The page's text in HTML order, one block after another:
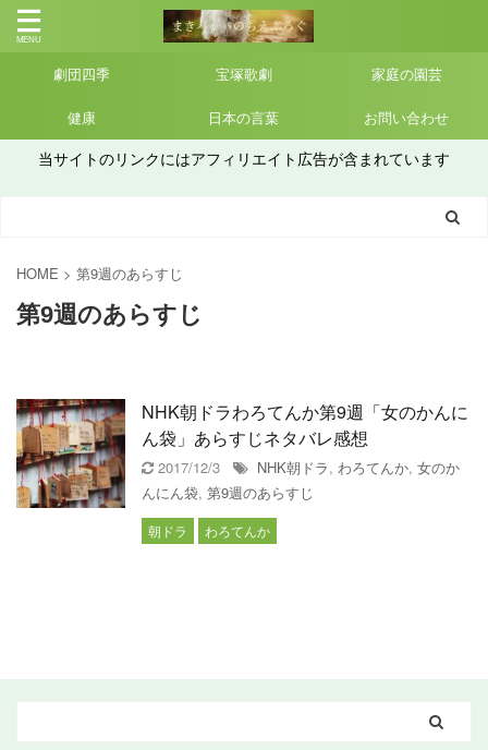
劇団四季 宝塚歌劇 家庭の園芸
健康 日本の言葉 お問い合わせ
当サイトのリンクにはアフィリエイト広告が含まれています
HOME > 第9週のあらすじ
第9週のあらすじ
NHK朝ドラわろてんか第9週「女のかんに
ん袋」あらすじネタバレ感想
2017/12/3 NHK朝ドラ, わろてんか, 女のか
んにん袋, 第9週のあらすじ
朝ドラ わろてんか